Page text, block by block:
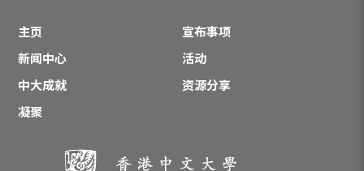
主页
宣布事项
新闻中心
活动
中大成就
资源分享
凝聚